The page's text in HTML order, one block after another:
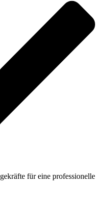
für eine professionelle